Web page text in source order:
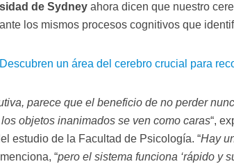
de Sydney ahora dicen que nuestro
los mismos procesos cognitivos que
Descubren un área del cerebro crucial para
parece que el beneficio de no perder
objetos inanimados se ven como caras“,
estudio de la Facultad de Psicología. “Hay
“pero el sistema funciona ‘rápido y